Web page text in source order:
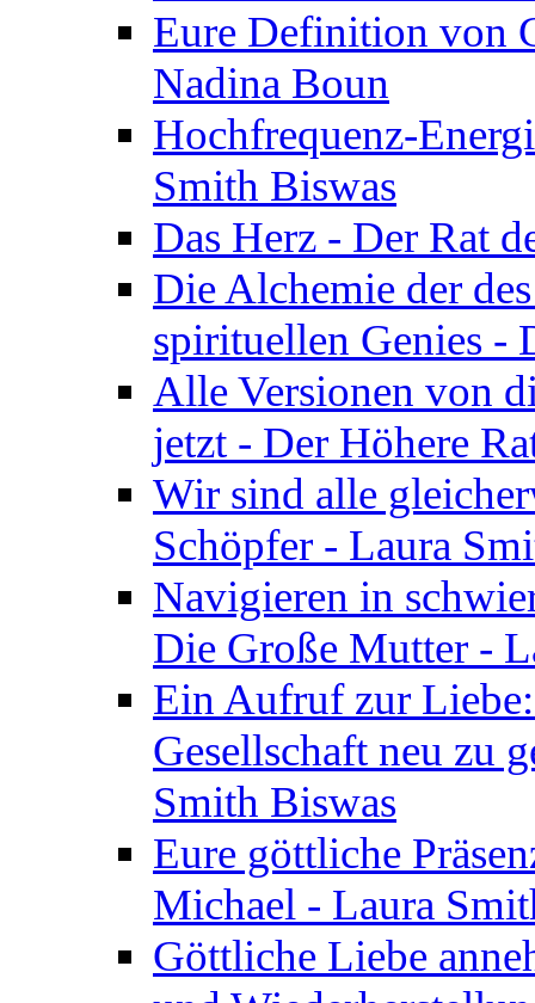
Eure Definition von
Nadina Boun
Hochfrequenz-
Smith Biswas
Das Herz - Der Rat
Die Alchemie der
spirituellen Genies -
Alle Versionen von
jetzt - Der Höhere
Wir sind alle
Schöpfer - Laura
Navigieren in
Die Große Mutter -
Ein Aufruf zur
Gesellschaft neu zu
Smith Biswas
Eure göttliche
Michael - Laura
Göttliche Liebe